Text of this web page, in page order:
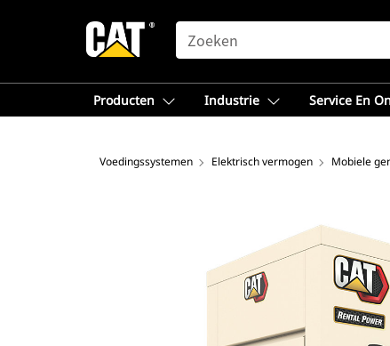
SEARCH
Producten Industrie Service En
Voedingssystemen Elektrisch vermogen Mobiele